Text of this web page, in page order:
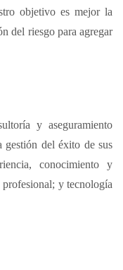
objetivo es mejor la
del riesgo para agregar
y aseguramiento
gestión del éxito de sus
conocimiento y
y tecnología